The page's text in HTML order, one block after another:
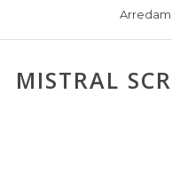
MISTRAL